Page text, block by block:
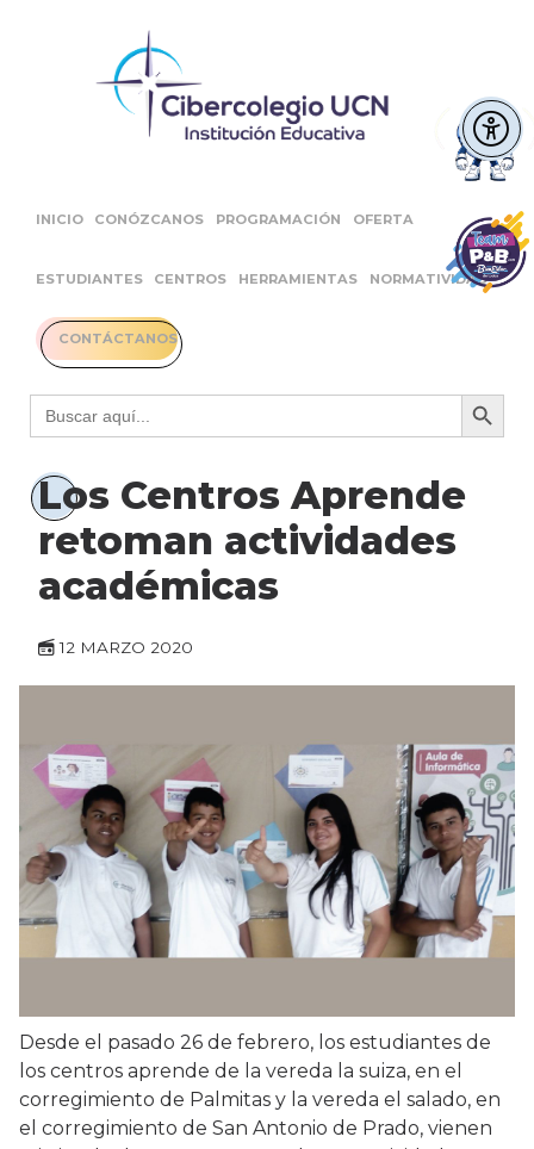
INICIO CONÓZCANOS PROGRAMACIÓN OFERTA
ESTUDIANTES CENTROS HERRAMIENTAS NORMATIVIDAD
CONTÁCTANOS
Buscar: Botón
Los Centros Aprende
retoman actividades
académicas
12 MARZO 2020
Desde el pasado 26 de febrero, los estudiantes de
los centros aprende de la vereda la suiza, en el
corregimiento de Palmitas y la vereda el salado, en
el corregimiento de San Antonio de Prado, vienen